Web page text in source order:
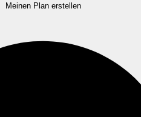
Meinen Plan erstellen